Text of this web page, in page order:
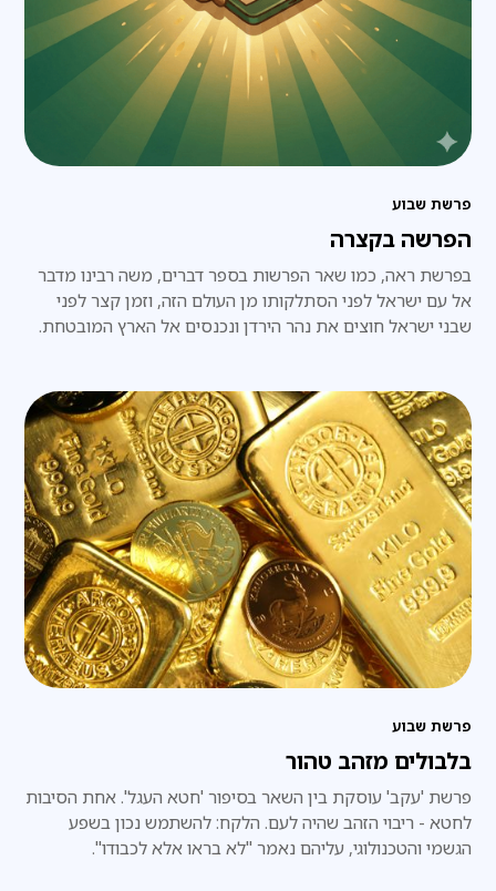
פרשת שבוע
הפרשה בקצרה
בפרשת ראה, כמו שאר הפרשות בספר דברים, משה רבינו מדבר
אל עם ישראל לפני הסתלקותו מן העולם הזה, וזמן קצר לפני
שבני ישראל חוצים את נהר הירדן ונכנסים אל הארץ המובטחת.
פרשת שבוע
בלבולים מזהב טהור
פרשת 'עקב' עוסקת בין השאר בסיפור 'חטא העגל'. אחת הסיבות
לחטא - ריבוי הזהב שהיה לעם. הלקח: להשתמש נכון בשפע
הגשמי והטכנולוגי, עליהם נאמר "לא בראו אלא לכבודו".